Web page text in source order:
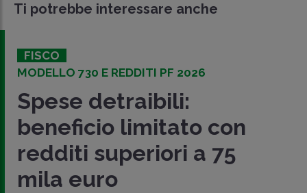
Ti potrebbe interessare anche
FISCO
MODELLO 730 E REDDITI PF 2026
Spese detraibili:
beneficio limitato con
redditi superiori a 75
mila euro